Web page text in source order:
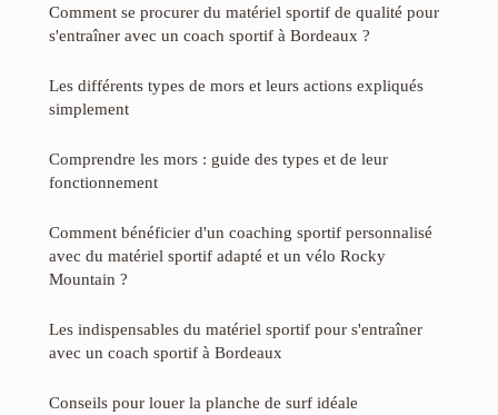
Comment se procurer du matériel sportif de qualité pour
s'entraîner avec un coach sportif à Bordeaux ?
Les différents types de mors et leurs actions expliqués
simplement
Comprendre les mors : guide des types et de leur
fonctionnement
Comment bénéficier d'un coaching sportif personnalisé
avec du matériel sportif adapté et un vélo Rocky
Mountain ?
Les indispensables du matériel sportif pour s'entraîner
avec un coach sportif à Bordeaux
Conseils pour louer la planche de surf idéale